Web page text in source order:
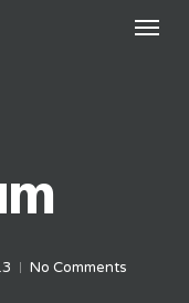
Menu
No Comments